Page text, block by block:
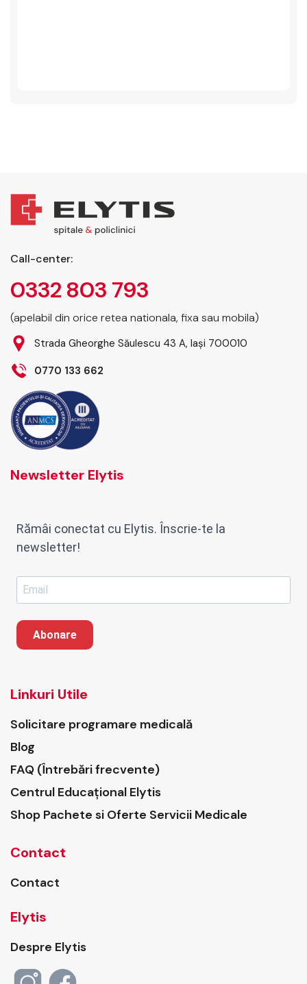
Call-center:
0332 803 793
(apelabil din orice retea nationala, fixa sau mobila)
Strada Gheorghe Săulescu 43 A, Iași 700010
0770 133 662
Newsletter Elytis
Rămâi conectat cu Elytis. Înscrie-te la
newsletter!
Abonare
Linkuri Utile
Solicitare programare medicală
Blog
FAQ (Întrebări frecvente)
Centrul Educațional Elytis
Shop Pachete si Oferte Servicii Medicale
Contact
Contact
Elytis
Despre Elytis